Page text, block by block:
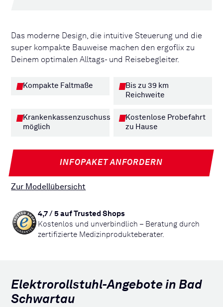
Das moderne Design, die intuitive Steuerung und die
super kompakte Bauweise machen den ergoflix zu
Deinem optimalen Alltags- und Reisebegleiter.
Kompakte Faltmaße
Bis zu 39 km
Reichweite
Krankenkassenzuschuss
möglich
Kostenlose Probefahrt
zu Hause
INFOPAKET ANFORDERN
Zur Modellübersicht
4,7 / 5 auf Trusted Shops
Kostenlos und unverbindlich – Beratung durch
zertifizierte Medizinprodukteberater.
Elektrorollstuhl-Angebote in Bad
Schwartau